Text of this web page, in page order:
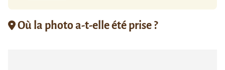
Où la photo a-t-elle été prise ?